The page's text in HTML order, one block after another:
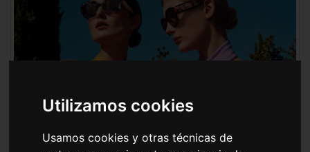
Utilizamos cookies
Usamos cookies y otras técnicas de
Gafas Deportivas
Lentillas
Gafas de SolCarolina Herrera
Ordenar por